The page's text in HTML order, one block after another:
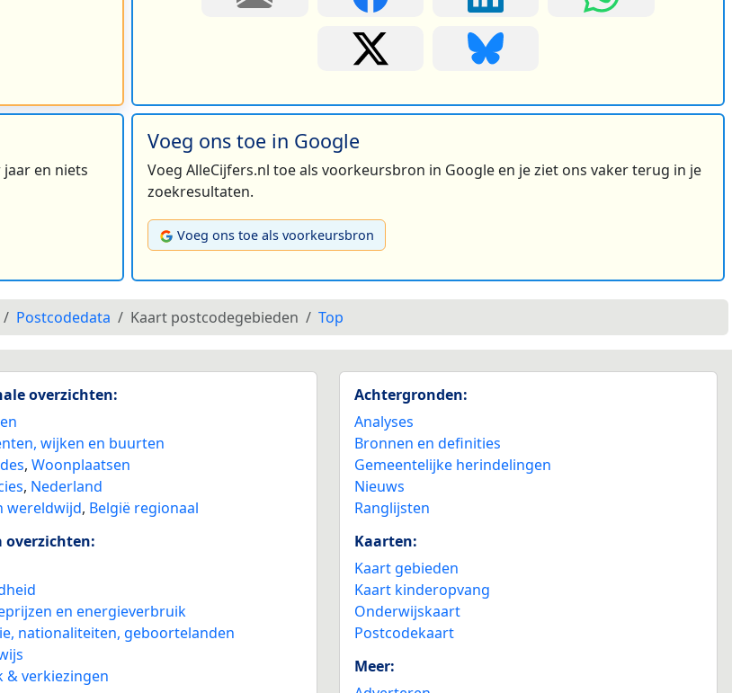
en niets
Voeg ons toe in Google
Voeg AlleCijfers.nl toe als voorkeursbron in Google en je ziet ons vaker terug in je
zoekresultaten.
Voeg ons toe als voorkeursbron
Postcodedata Kaart postcodegebieden Top
overzichten:
wijken en buurten
,Woonplaatsen
, Nederland
wereldwijd, België regionaal
overzichten:
en energieverbruik
nationaliteiten, geboortelanden
& verkiezingen
Achtergronden:
Analyses
Bronnen en definities
Gemeentelijke herindelingen
Nieuws
Ranglijsten
Kaarten:
Kaart gebieden
Kaart kinderopvang
Onderwijskaart
Postcodekaart
Meer: